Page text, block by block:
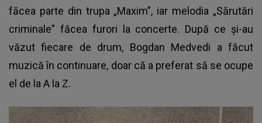
făcea parte din trupa „Maxim”, iar melodia „Sărutări
criminale” făcea furori la concerte. După ce și-au
văzut fiecare de drum, Bogdan Medvedi a făcut
muzică în continuare, doar că a preferat să se ocupe
el de la A la Z.